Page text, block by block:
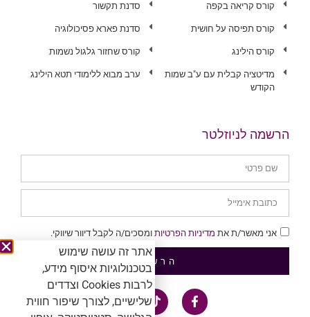
קורס קריאה בקפה
קורס תפיסה על חושית
קורס הילינג
מדיטציה קבלית עם ע"ב שמות
הקודש
סדנת תקשור
סדנת פארא פסיכולוגיה
קורס שחזור גלגול נשמות
ערב מבוא ללימודי תטא הילינג
הרשמה לניוזלטר
אני מאשר/ת את מדיניות הפרטיות ומסכים/ה לקבל דיוור שיווקי.
הרשמה
אתר זה עושה שימוש
בטכנולוגיות איסוף מידע,
לרבות Cookies וצדדים
שלישיים, לצורך שיפור חווית